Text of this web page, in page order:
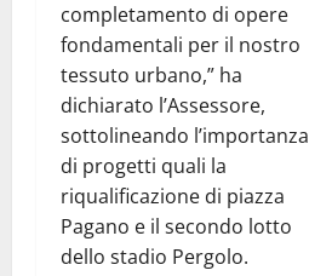
completamento di opere
fondamentali per il nostro
tessuto urbano,” ha
dichiarato l’Assessore,
sottolineando l’importanza
di progetti quali la
riqualificazione di piazza
Pagano e il secondo lotto
dello stadio Pergolo.